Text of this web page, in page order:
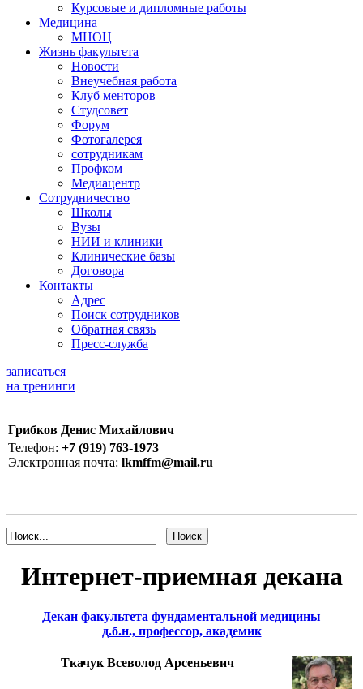
Курсовые и дипломные работы
Медицина
МНОЦ
Жизнь факультета
Новости
Внеучебная работа
Клуб менторов
Студсовет
Форум
Фотогалерея
сотрудникам
Профком
Медиацентр
Сотрудничество
Школы
Вузы
НИИ и клиники
Клинические базы
Договора
Контакты
Адрес
Поиск сотрудников
Обратная связь
Пресс-служба
записаться
на тренинги
Грибков Денис Михайлович
Телефон: +7 (919) 763-1973
Электронная почта: lkmffm@mail.ru
Интернет-приемная декана
Декан факультета фундаментальной медицины
д.б.н., профессор, академик
Ткачук Всеволод Арсеньевич